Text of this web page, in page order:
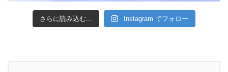
さらに読み込む... Instagram でフォロー